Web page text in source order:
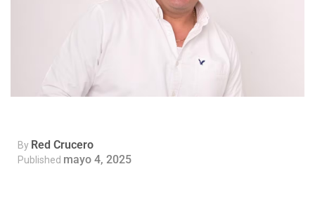
By Red Crucero
Published mayo 4, 2025